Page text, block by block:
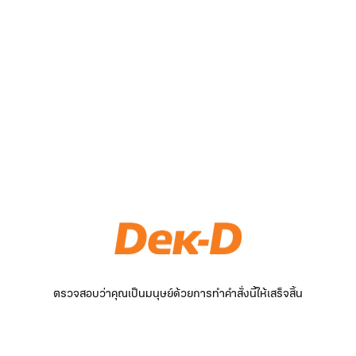
ตรวจสอบว่าคุณเป็นมนุษย์ด้วยการทำคำสั่งนี้ให้เสร็จสิ้น